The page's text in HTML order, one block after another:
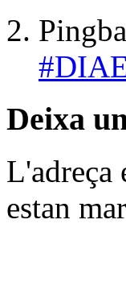
Deixa
L'adreça
estan